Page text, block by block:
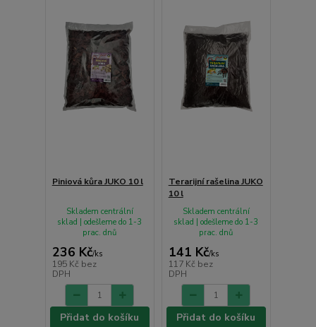
Piniová kůra JUKO 10 l
236 Kč/ks
195 Kč bez
DPH
Skladem centrální
sklad | odešleme do 1-3
prac. dnů
Přidat do košíku
Terarijní rašelina JUKO
10 l
141 Kč/ks
117 Kč bez
DPH
Skladem centrální
sklad | odešleme do 1-3
prac. dnů
Přidat do košíku